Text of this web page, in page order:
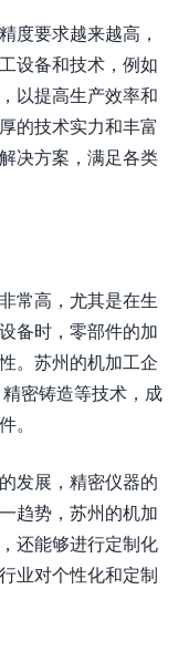
度要求越来越高，
设备和技术，例如
以提高生产效率和
的技术实力和丰富
决方案，满足各类
常高，尤其是在生
备时，零部件的加
。苏州的机加工企
密铸造等技术，成
。
发展，精密仪器的
趋势，苏州的机加
还能够进行定制化
业对个性化和定制